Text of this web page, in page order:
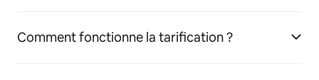
Comment fonctionne la tarification ?